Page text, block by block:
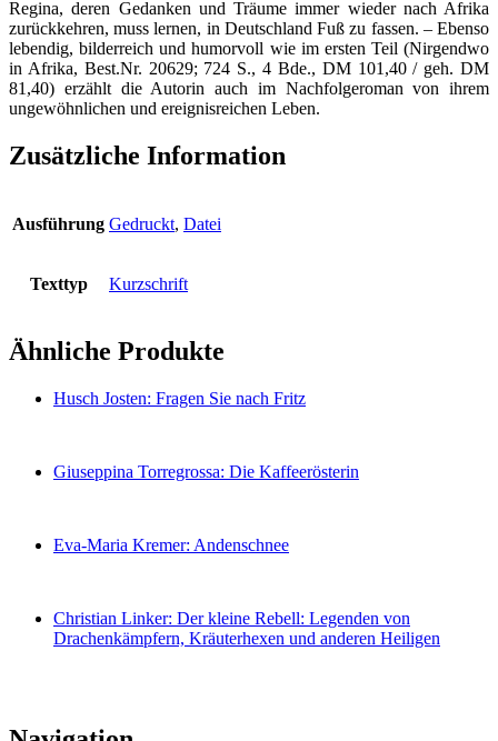
Regina, deren Gedanken und Träume immer wieder nach Afrika
zurückkehren, muss lernen, in Deutschland Fuß zu fassen. – Ebenso
lebendig, bilderreich und humorvoll wie im ersten Teil (Nirgendwo
in Afrika, Best.Nr. 20629; 724 S., 4 Bde., DM 101,40 / geh. DM
81,40) erzählt die Autorin auch im Nachfolgeroman von ihrem
ungewöhnlichen und ereignisreichen Leben.
Zusätzliche Information
Ausführung Gedruckt, Datei
Texttyp Kurzschrift
Ähnliche Produkte
Husch Josten: Fragen Sie nach Fritz
Giuseppina Torregrossa: Die Kaffeerösterin
Eva-Maria Kremer: Andenschnee
Christian Linker: Der kleine Rebell: Legenden von
Drachenkämpfern, Kräuterhexen und anderen Heiligen